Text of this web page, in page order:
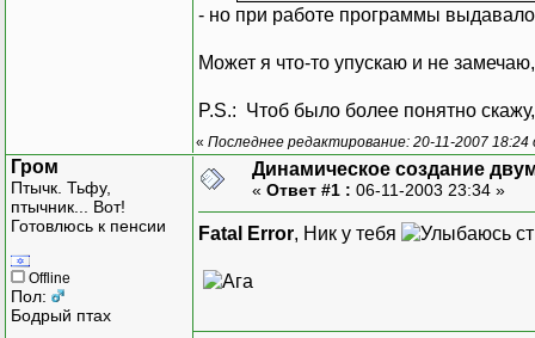
- но при работе программы
Может я что-то упускаю и не замечаю,
P.S.: Чтоб было более понятно
« Последнее редактирование: 20-11-2007 18:24
Гром
Птычк. Тьфу,
птычник... Вот!
Готовлюсь к пенсии
Offline
Пол:
Бодрый птах
Динамическое создание
« Ответ #1 : 06-11-2003 23:34 »
Fatal Error, Ник у тебя